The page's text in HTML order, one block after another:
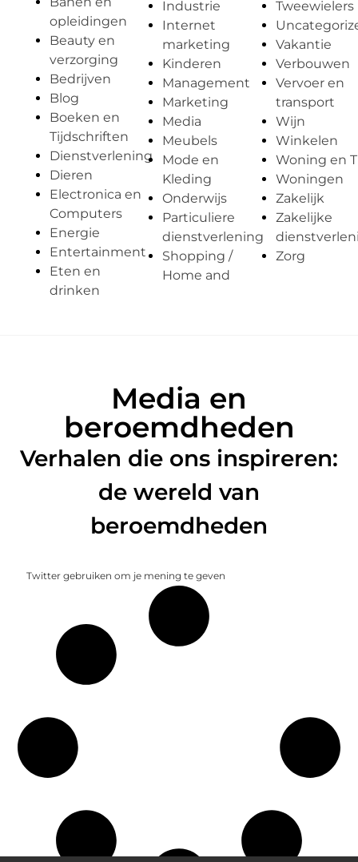
opleidingen
Beauty en
verzorging
Bedrijven
Blog
Boeken en
Tijdschriften
Dienstverlening
Dieren
Electronica en
Computers
Energie
Entertainment
Eten en
drinken
Industrie
Internet
marketing
Kinderen
Management
Marketing
Media
Meubels
Mode en
Kleding
Onderwijs
Particuliere
dienstverlening
Shopping /
Home and
Tweewielers
Vakantie
Verbouwen
Vervoer en
transport
Wijn
Winkelen
Woning en
Woningen
Zakelijk
Zakelijke
Zorg
Media en
beroemdheden
Verhalen die ons inspireren:
de wereld van
beroemdheden
Twitter gebruiken om je mening te geven